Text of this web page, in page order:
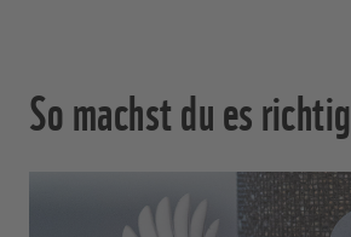
So machst du es richtig